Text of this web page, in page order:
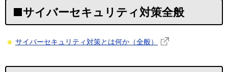
■サイバーセキュリティ対策全般
サイバーセキュリティ対策とは何か（全般）